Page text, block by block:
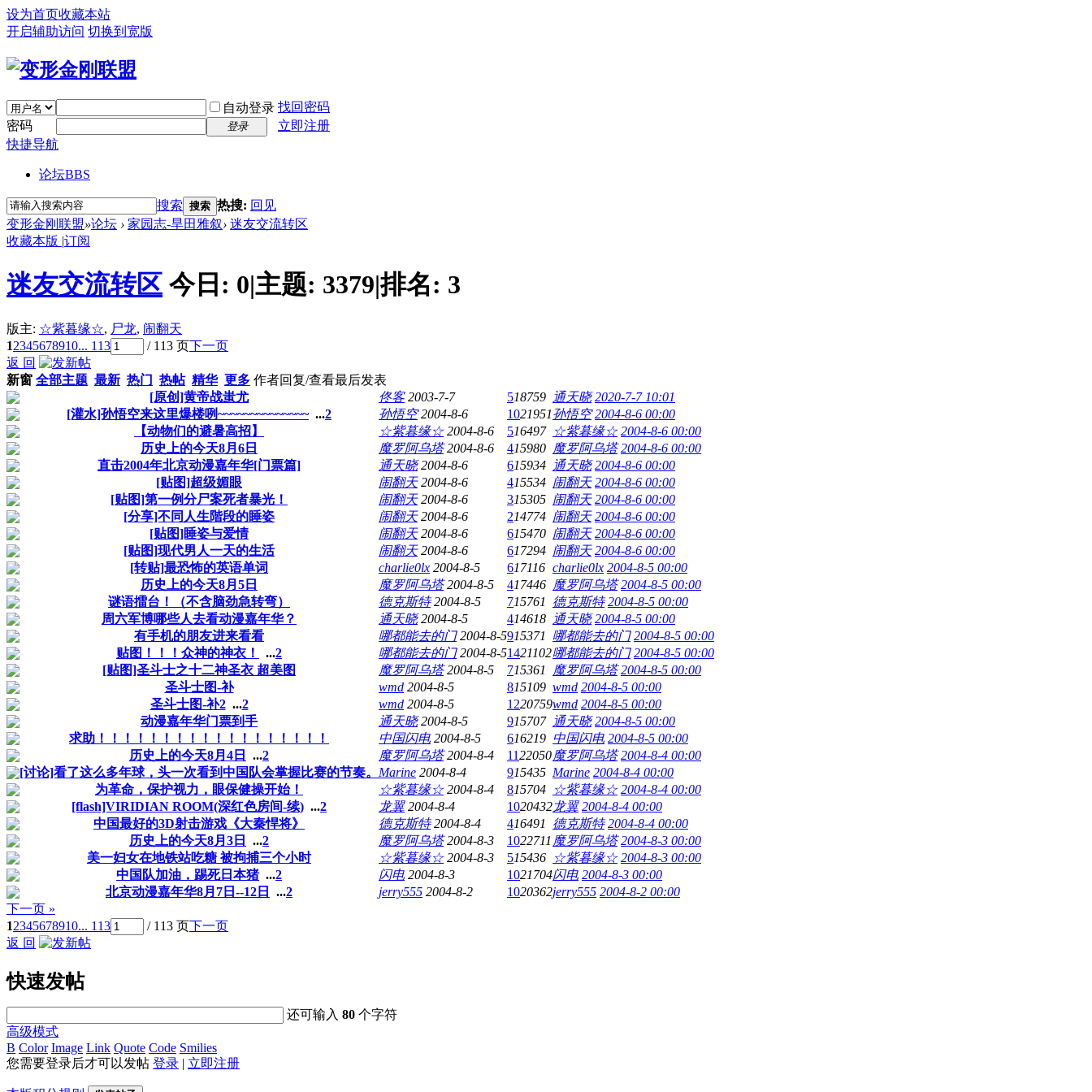
设为首页收藏本站
开启辅助访问 切换到宽版
自动登录 找回密码
密码
登录
立即注册
快捷导航
论坛BBS
搜索 搜索 热搜: 回见
变形金刚联盟»论坛 › 家园志-旱田雅叙› 迷友交流转区
收藏本版 |订阅
迷友交流转区 今日: 0|主题: 3379|排名: 3
版主: ☆紫暮缘☆, 尸龙, 闹翻天
12345678910... 113 / 113 页下一页
返 回
新窗 全部主题 最新 热门 热帖 精华 更多 作者回复/查看最后发表
[原创]黄帝战蚩尤
佟客 2003-7-7 518759 通天晓 2020-7-7 10:01
[灌水]孙悟空来这里爆楼咧~~~~~~~~~~~~~~ ...2 孙悟空 2004-8-6 1021951孙悟空 2004-8-6 00:00
【动物们的避暑高招】
☆紫暮缘☆ 2004-8-6 516497 ☆紫暮缘☆ 2004-8-6 00:00
历史上的今天8月6日
魔罗阿乌塔 2004-8-6 415980 魔罗阿乌塔 2004-8-6 00:00
直击2004年北京动漫嘉年华[门票篇]
通天晓 2004-8-6 615934 通天晓 2004-8-6 00:00
[贴图]超级媚眼
闹翻天 2004-8-6 415534 闹翻天 2004-8-6 00:00
[贴图]第一例分尸案死者暴光！
闹翻天 2004-8-6 315305 闹翻天 2004-8-6 00:00
[分享]不同人生階段的睡姿
闹翻天 2004-8-6 214774 闹翻天 2004-8-6 00:00
[贴图]睡姿与爱情
闹翻天 2004-8-6 615470 闹翻天 2004-8-6 00:00
[贴图]现代男人一天的生活
闹翻天 2004-8-6 617294 闹翻天 2004-8-6 00:00
[转贴]最恐怖的英语单词
charlie0lx 2004-8-5 617116 charlie0lx 2004-8-5 00:00
历史上的今天8月5日
魔罗阿乌塔 2004-8-5 417446 魔罗阿乌塔 2004-8-5 00:00
谜语擂台！（不含脑劲急转弯）
德克斯特 2004-8-5 715761 德克斯特 2004-8-5 00:00
周六军博哪些人去看动漫嘉年华？
通天晓 2004-8-5 414618 通天晓 2004-8-5 00:00
有手机的朋友进来看看
哪都能去的门 2004-8-5915371 哪都能去的门 2004-8-5 00:00
贴图！！！众神的神衣！
...2 哪都能去的门 2004-8-51421102哪都能去的门 2004-8-5 00:00
[贴图]圣斗士之十二神圣衣 超美图
魔罗阿乌塔 2004-8-5 715361 魔罗阿乌塔 2004-8-5 00:00
圣斗士图-补
wmd 2004-8-5 815109 wmd 2004-8-5 00:00
圣斗士图-补2 ...2 wmd 2004-8-5 1220759wmd 2004-8-5 00:00
动漫嘉年华门票到手
通天晓 2004-8-5 915707 通天晓 2004-8-5 00:00
求助！！！！！！！！！！！！！！！！！！
中国闪电 2004-8-5 616219 中国闪电 2004-8-5 00:00
历史上的今天8月4日
...2 魔罗阿乌塔 2004-8-4 1122050魔罗阿乌塔 2004-8-4 00:00
[讨论]看了这么多年球，头一次看到中国队会掌握比赛的节奏。 Marine 2004-8-4 915435 Marine 2004-8-4 00:00
为革命，保护视力，眼保健操开始！
☆紫暮缘☆ 2004-8-4 815704 ☆紫暮缘☆ 2004-8-4 00:00
[flash]VIRIDIAN ROOM(深红色房间-续) ...2 龙翼 2004-8-4 1020432龙翼 2004-8-4 00:00
中国最好的3D射击游戏《大秦悍将》
德克斯特 2004-8-4 416491 德克斯特 2004-8-4 00:00
历史上的今天8月3日
...2 魔罗阿乌塔 2004-8-3 1022711 魔罗阿乌塔 2004-8-3 00:00
美一妇女在地铁站吃糖 被拘捕三个小时
☆紫暮缘☆ 2004-8-3 515436 ☆紫暮缘☆ 2004-8-3 00:00
中国队加油，踢死日本猪 ...2 闪电 2004-8-3 1021704闪电 2004-8-3 00:00
北京动漫嘉年华8月7日--12日
...2 jerry555 2004-8-2 1020362jerry555 2004-8-2 00:00
下一页 »
12345678910... 113 / 113 页下一页
返 回
快速发帖
还可输入80 个字符
高级模式
B Color Image Link Quote Code Smilies
您需要登录后才可以发帖 登录 | 立即注册